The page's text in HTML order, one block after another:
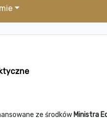
ze środków Ministra